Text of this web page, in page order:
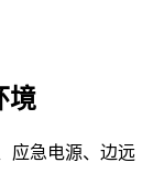
境
应急电源、边远